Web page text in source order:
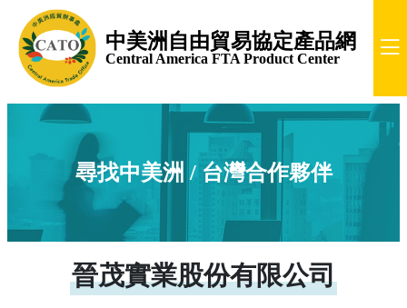
中美洲自由貿易協定產品網
Central America FTA Product Center
尋找中美洲 / 台灣合作夥伴
晉茂實業股份有限公司